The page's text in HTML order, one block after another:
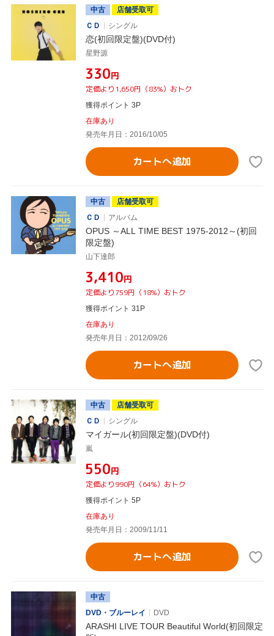
中古
店舗受取可
ＣＤ
シングル
恋(初回限定盤)(DVD付)
星野源
¥330円
定価より1,650円（83%）おトク
獲得ポイント 3P
在庫あり
発売年月日：2016/10/05
カートへ追加
中古
店舗受取可
ＣＤ
アルバム
OPUS ～ALL TIME BEST 1975-2012～(初回
限定盤)
山下達郎
¥3,410円
定価より759円（18%）おトク
獲得ポイント 31P
在庫あり
発売年月日：2012/09/26
カートへ追加
中古
店舗受取可
ＣＤ
シングル
マイガール(初回限定盤)(DVD付)
嵐
¥550円
定価より990円（64%）おトク
獲得ポイント 5P
在庫あり
発売年月日：2009/11/11
カートへ追加
中古
DVD・ブルーレイ
DVD
ARASHI LIVE TOUR Beautiful World(初回限定